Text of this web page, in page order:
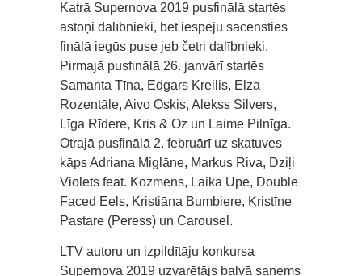
Katrā Supernova 2019 pusfinālā startēs
astoņi dalībnieki, bet iespēju sacensties
finālā iegūs puse jeb četri dalībnieki.
Pirmajā pusfinālā 26. janvārī startēs
Samanta Tīna, Edgars Kreilis, Elza
Rozentāle, Aivo Oskis, Alekss Silvers,
Līga Rīdere, Kris & Oz un Laime Pilnīga.
Otrajā pusfinālā 2. februārī uz skatuves
kāps Adriana Miglāne, Markus Riva, Dziļi
Violets feat. Kozmens, Laika Upe, Double
Faced Eels, Kristiāna Bumbiere, Kristīne
Pastare (Peress) un Carousel.
LTV autoru un izpildītāju konkursa
Supernova 2019 uzvarētājs balvā saņems